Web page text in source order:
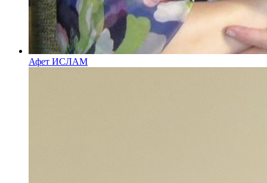
Афет ИСЛАМ